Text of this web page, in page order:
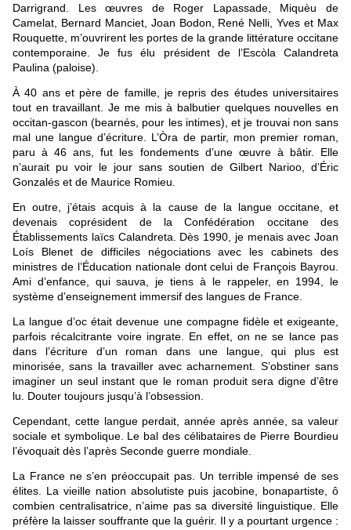
Darrigrand. Les œuvres de Roger Lapassade, Miquèu de
Camelat, Bernard Manciet, Joan Bodon, René Nelli, Yves et Max
Rouquette, m’ouvrirent les portes de la grande littérature occitane
contemporaine. Je fus élu président de l’Escòla Calandreta
Paulina (paloise).
À 40 ans et père de famille, je repris des études universitaires
tout en travaillant. Je me mis à balbutier quelques nouvelles en
occitan-gascon (bearnés, pour les intimes), et je trouvai non sans
mal une langue d’écriture. L’Òra de partir, mon premier roman,
paru à 46 ans, fut les fondements d’une œuvre à bâtir. Elle
n’aurait pu voir le jour sans soutien de Gilbert Narioo, d’Éric
Gonzalés et de Maurice Romieu.
En outre, j’étais acquis à la cause de la langue occitane, et
devenais coprésident de la Confédération occitane des
Établissements laïcs Calandreta. Dès 1990, je menais avec Joan
Loís Blenet de difficiles négociations avec les cabinets des
ministres de l’Éducation nationale dont celui de François Bayrou.
Ami d’enfance, qui sauva, je tiens à le rappeler, en 1994, le
système d’enseignement immersif des langues de France.
La langue d’oc était devenue une compagne fidèle et exigeante,
parfois récalcitrante voire ingrate. En effet, on ne se lance pas
dans l’écriture d’un roman dans une langue, qui plus est
minorisée, sans la travailler avec acharnement. S’obstiner sans
imaginer un seul instant que le roman produit sera digne d’être
lu. Douter toujours jusqu’à l’obsession.
Cependant, cette langue perdait, année après année, sa valeur
sociale et symbolique. Le bal des célibataires de Pierre Bourdieu
l’évoquait dès l’après Seconde guerre mondiale.
La France ne s’en préoccupait pas. Un terrible impensé de ses
élites. La vieille nation absolutiste puis jacobine, bonapartiste, ô
combien centralisatrice, n’aime pas sa diversité linguistique. Elle
préfère la laisser souffrante que la guérir. Il y a pourtant urgence :